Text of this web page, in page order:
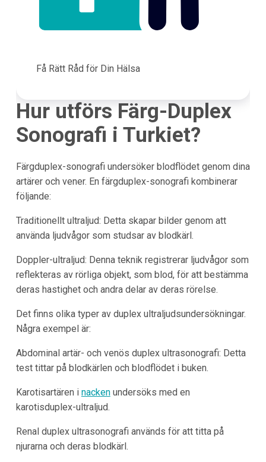
Få Rätt Råd för Din Hälsa
Hur utförs Färg-Duplex
Sonografi i Turkiet?
Färgduplex-sonografi undersöker blodflödet genom dina
artärer och vener. En färgduplex-sonografi kombinerar
följande:
Traditionellt ultraljud: Detta skapar bilder genom att
använda ljudvågor som studsar av blodkärl.
Doppler-ultraljud: Denna teknik registrerar ljudvågor som
reflekteras av rörliga objekt, som blod, för att bestämma
deras hastighet och andra delar av deras rörelse.
Det finns olika typer av duplex ultraljudsundersökningar.
Några exempel är:
Abdominal artär- och venös duplex ultrasonografi: Detta
test tittar på blodkärlen och blodflödet i buken.
Karotisartären i nackenundersöks med en
karotisduplex-ultraljud.
Renal duplex ultrasonografi används för att titta på
njurarna och deras blodkärl.